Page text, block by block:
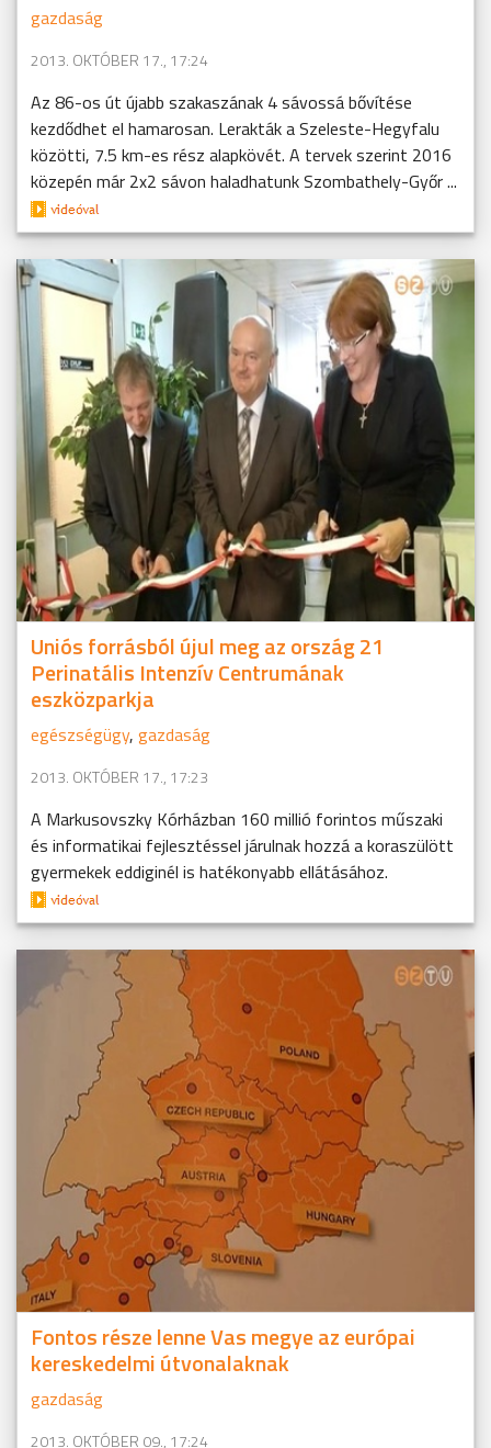
gazdaság
2013. OKTÓBER 17., 17:24
Az 86-os út újabb szakaszának 4 sávossá bővítése
kezdődhet el hamarosan. Lerakták a Szeleste-Hegyfalu
közötti, 7.5 km-es rész alapkövét. A tervek szerint 2016
közepén már 2x2 sávon haladhatunk Szombathely-Győr ...
Uniós forrásból újul meg az ország 21
Perinatális Intenzív Centrumának
eszközparkja
egészségügy, gazdaság
2013. OKTÓBER 17., 17:23
A Markusovszky Kórházban 160 millió forintos műszaki
és informatikai fejlesztéssel járulnak hozzá a koraszülött
gyermekek eddiginél is hatékonyabb ellátásához.
Fontos része lenne Vas megye az európai
kereskedelmi útvonalaknak
gazdaság
2013. OKTÓBER 09., 17:24